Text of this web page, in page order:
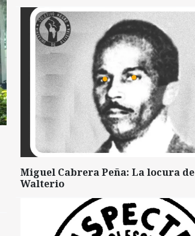
Miguel Cabrera Peña: La locura de
Walterio